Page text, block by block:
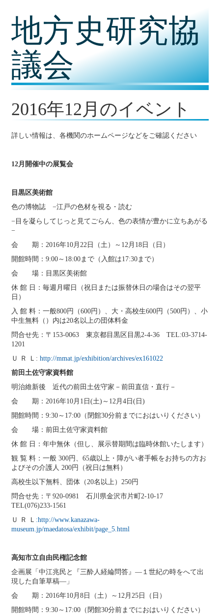
地方史研究協
議会
2016年12月のイベント
詳しい情報は、各機関のホームページなどをご確認ください
12月開催中の展覧会
目黒区美術館
色の博物誌 −江戸の色材を視る・読む
−目を凝らしてじっと見てごらん、色の表情が豊かに立ちあがる
−
会 期：2016年10月22日（土）～12月18日（日）
開館時間：9:00～18:00まで（入館は17:30まで）
会 場：目黒区美術館
休 館 日：毎週月曜日（祝日または振替休日の場合はその翌平
日）
入 館 料：一般800円（600円）、大・高校生600円（500円）、小
中生無料（）内は20名以上の団体料金
問合せ先：〒153-0063 東京都目黒区目黒2-4-36 TEL:03-3714-
1201
Ｕ Ｒ Ｌ: http://mmat.jp/exhibition/archives/ex161022
前田土佐守家資料館
明治維新後 近代の前田土佐守家－前田直信・直行－
会 期：2016年10月1日(土)～12月4日(日)
開館時間：9:30～17:00（閉館30分前までにおはいりください）
会 場：前田土佐守家資料館
休 館 日：年中無休（但し、展示替期間は臨時休館いたします）
観 覧 料：一般 300円、65歳以上・障がい者手帳をお持ちの方お
よびその介護人 200円（祝日は無料）
高校生以下無料、団体（20名以上）250円
問合せ先：〒920-0981 石川県金沢市片町2-10-17
TEL(076)233-1561
Ｕ Ｒ Ｌ :http://www.kanazawa-
museum.jp/maedatosa/exhibit/page_5.html
高知市立自由民権記念館
企画展「中江兆民と『三酔人経綸問答』―１世紀の時をへて出
現した自筆草稿―」
会 期：2016年10月8日（土）～12月25日（日）
開館時間：9:30～17:00（閉館30分前までにおはいりください）